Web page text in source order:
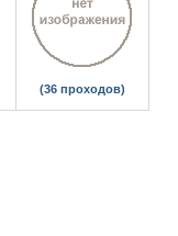
(36 проходов)